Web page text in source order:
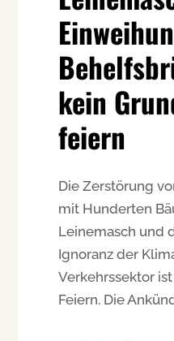
kein
feiern
Die Zerstörung
mit Hunderten
Leinemasch und
Ignoranz der
Verkehrssektor
Feiern. Die